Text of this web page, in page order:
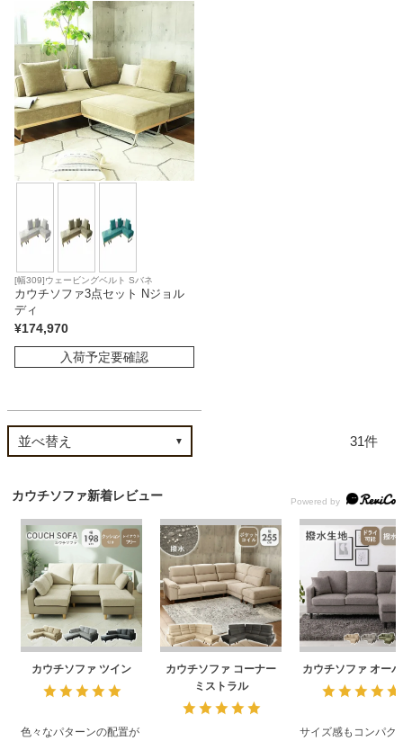
[幅309]ウェービングベルト Sバネ
カウチソファ3点セット Nジョル
ディ
¥174,970
入荷予定要確認
31
カウチソファ新着レビュー
カウチソファ ツイン
色々なパターンの配置が
カウチソファ コーナー
ミストラル
カウチソファ オー
サイズ感もコンパク